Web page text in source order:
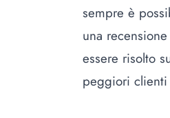
sempre è
una
essere risolto
peggiori